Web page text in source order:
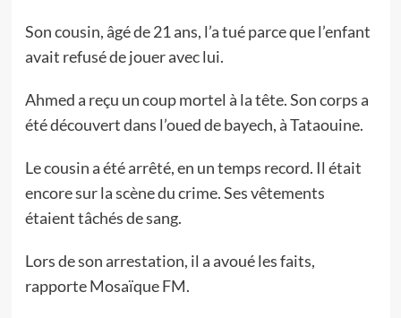
Son cousin, âgé de 21 ans, l’a tué parce que l’enfant
avait refusé de jouer avec lui.
Ahmed a reçu un coup mortel à la tête. Son corps a
été découvert dans l’oued de bayech, à Tataouine.
Le cousin a été arrêté, en un temps record. Il était
encore sur la scène du crime. Ses vêtements
étaient tâchés de sang.
Lors de son arrestation, il a avoué les faits,
rapporte Mosaïque FM.